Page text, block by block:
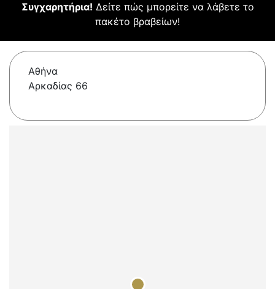
Συγχαρητήρια! Δείτε πώς μπορείτε να λάβετε το
πακέτο βραβείων!
Αθήνα
Αρκαδίας 66